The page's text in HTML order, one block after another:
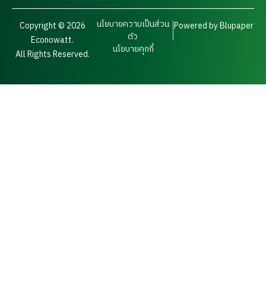
Copyright © 2026
Econowatt.
All Rights Reserved.
นโยบายความเป็นส่วน
ตัว
นโยบายคุกกี้
Powered by Blupaper